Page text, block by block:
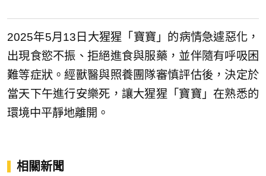
2025年5月13日大猩猩「寶寶」的病情急遽惡化，
出現食慾不振、拒絕進食與服藥，並伴隨有呼吸困
難等症狀。經獸醫與照養團隊審慎評估後，決定於
當天下午進行安樂死，讓大猩猩「寶寶」在熟悉的
環境中平靜地離開。
相關新聞